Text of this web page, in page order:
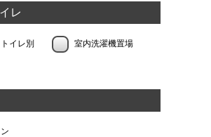
レ
イレ別 室内洗濯機置場